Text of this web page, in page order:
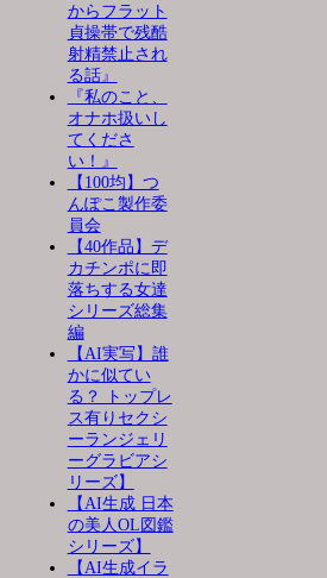
からフラット
貞操帯で残酷
射精禁止され
る話』
『私のこと、
オナホ扱いし
てくださ
い！』
【100均】つ
んぽこ製作委
員会
【40作品】デ
カチンポに即
落ちする女達
シリーズ総集
編
【AI実写】誰
かに似てい
る？ トップレ
ス有りセクシ
ーランジェリ
ーグラビアシ
リーズ】
【AI生成 日本
の美人OL図鑑
シリーズ】
【AI生成イラ